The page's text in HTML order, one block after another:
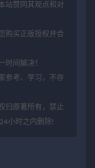
站赞同其观点和对
购买正版授权并合
时间解决！
参考、学习，不存
归原著所有，禁止
小时之内删除!